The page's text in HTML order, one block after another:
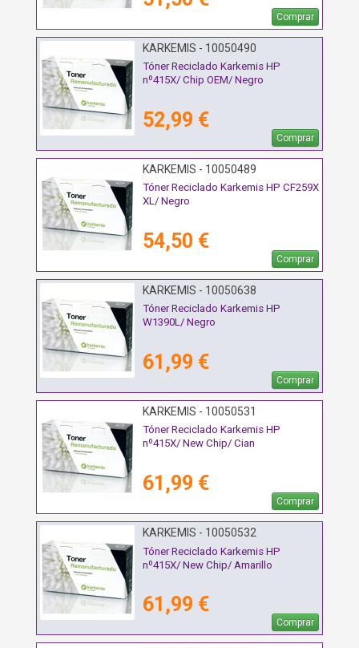
Comprar
KARKEMIS - 10050490
Tóner Reciclado Karkemis HP
nº415X/ Chip OEM/ Negro
52,99 €
Comprar
KARKEMIS - 10050489
Tóner Reciclado Karkemis HP CF259X
XL/ Negro
54,50 €
Comprar
KARKEMIS - 10050638
Tóner Reciclado Karkemis HP
W1390L/ Negro
61,99 €
Comprar
KARKEMIS - 10050531
Tóner Reciclado Karkemis HP
nº415X/ New Chip/ Cian
61,99 €
Comprar
KARKEMIS - 10050532
Tóner Reciclado Karkemis HP
nº415X/ New Chip/ Amarillo
61,99 €
Comprar